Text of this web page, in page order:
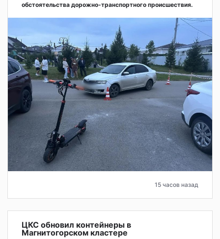
обстоятельства дорожно-транспортного происшествия.
15 часов назад
ЦКС обновил контейнеры в
Магнитогорском кластере